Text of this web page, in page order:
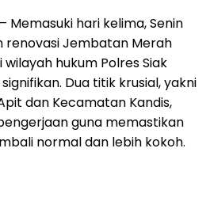
Memasuki hari kelima, Senin
Jembatan Merah
wilayah hukum Polres Siak
Dua titik krusial, yakni
dan Kecamatan Kandis,
guna memastikan
normal dan lebih kokoh.